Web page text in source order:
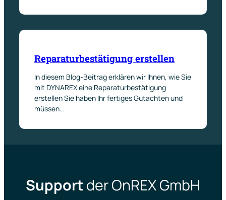
Reparaturbestätigung erstellen
In diesem Blog-Beitrag erklären wir Ihnen, wie Sie
mit DYNAREX eine Reparaturbestätigung
erstellen Sie haben Ihr fertiges Gutachten und
müssen…
Support der OnREX GmbH